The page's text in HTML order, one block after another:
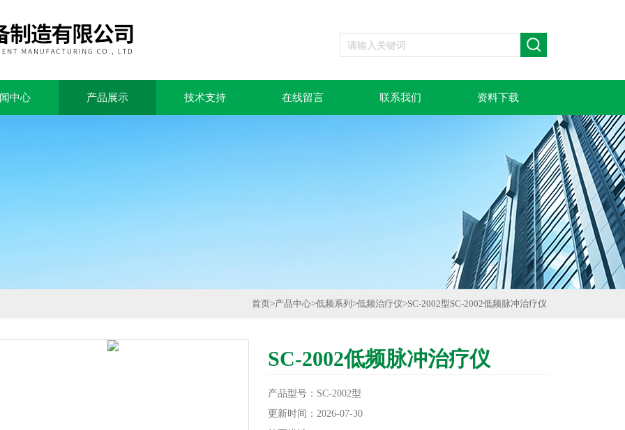
中心 产品展示 技术支持 在线留言 联系我们 资料下载
首页>产品中心>低频系列 >低频治疗仪>SC-2002型SC-2002低频脉冲治疗仪
SC-2002低频脉冲治疗仪
产品型号：SC-2002型
更新时间：2026-07-30